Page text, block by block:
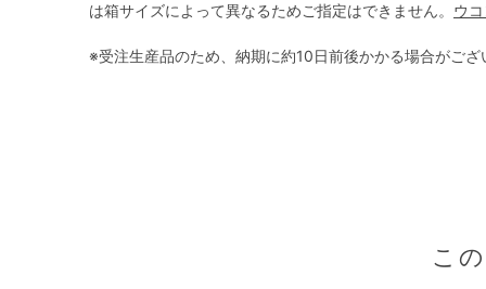
は箱サイズによって異なるためご指定はできません。 ウ
※受注生産品のため、納期に約10日前後かかる場合がござ
こ